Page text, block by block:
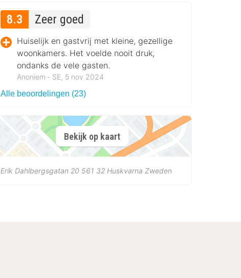
8.3 Zeer goed
Huiselijk en gastvrij met kleine, gezellige
woonkamers. Het voelde nooit druk,
ondanks de vele gasten.
Anoniem ‐ SE, 5 nov 2024
Alle beoordelingen (23)
Bekijk op kaart
Erik Dahlbergsgatan 20 561 32 Huskvarna Zweden